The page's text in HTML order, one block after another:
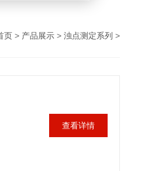
页 > 产品展示 > 浊点测定系列 >
查看详情